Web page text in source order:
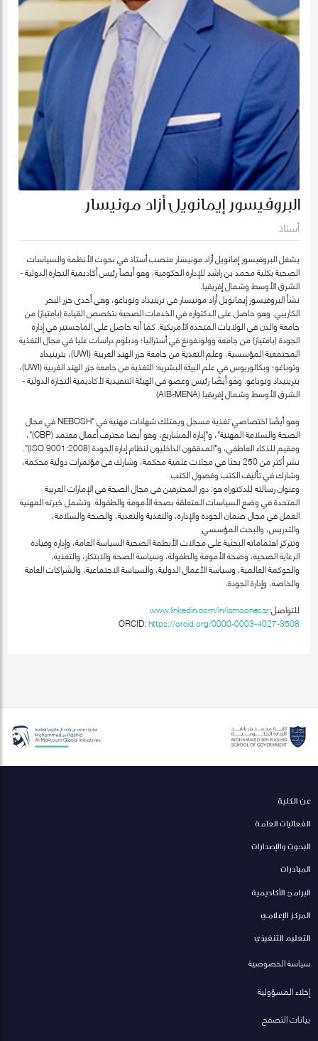
البروفيسور إيمانويل أزاد مونيسار
أستاذ
يشغل البروفيسور إمانويل أزاد مونيسار منصب أستاذ في بحوث الأنظمة والسياسات
الصحية بكلية محمد بن راشد للإدارة الحكومية، وهو أيضاً رئيس أكاديمية التجارة الدولية -
الشرق الأوسط وشمال إفريقيا.
نشأ البروفيسور إيمانويل أزاد مونيسار في ترينيداد وتوباغو، وهي أحدى جزر البحر
الكاريبي. وهو حاصل على الدكتواره في الخدمات الصحية بتخصص القيادة (بامتياز) من
جامعة والدن في الولايات المتحدة الأمريكية. كما أنه حاصل على الماجستير في إدارة
الجودة (بامتياز) من جامعة وولونغونغ في أستراليا؛ ودبلوم دراسات عليا في مجال التغذية
المجتمعية المؤسسية، وعلم التغذية من جامعة جزر الهند الغربية (UWI)، بترينيداد
وتوباغو؛ وبكالوريوس في علم البيئة البشرية: التغذية من جامعة جزر الهند الغربية (UWI)،
بترينيداد وتوباغو. وهو أيضًا رئيس وعضو في الهيئة التنفيذية لأكاديمية التجارة الدولية -
الشرق الأوسط وشمال إفريقيا (AIB-MENA)
وهو أيضًا اختصاصي تغذية مسجل ويمتلك شهادات مهنية في "NEBOSH في مجال
الصحة والسلامة المهنية"، و"إدارة المشاريع، وهو أيضا محترف أعمال معتمد (CBP)"،
ومقيم للذكاء العاطفي، و"المدققون الداخليون لنظام إدارة الجودة (ISO 9001:2008)".
نشر أكثر من 250 بحثا في مجلات علمية محكمة، وشارك في مؤتمرات دولية محكمة،
وشارك في تأليف الكتب وفصول الكتب.
وعنوان رسالته للدكتوراه هو: دور المحترفين في مجال الصحة في الإمارات العربية
المتحدة في وضع السياسات المتعلقة بصحة الأمومة والطفولة. وتشمل خبرته المهنية
العمل في مجال ضمان الجودة والإدارة، والتغذية والتغذية، والصحة والسلامة،
والتدريس، والبحث المؤسسي.
وتتركز اهتماماته البحثية على مجالات الأنظمة الصحية السياسة العامة، وإدارة وقيادة
الرعاية الصحية، وصحة الأمومة والطفولة، وسياسة الصحة والابتكار، والتغذية،
والحوكمة العالمية، وسياسة الأعمال الدولية، والسياسة الاجتماعية، والشراكات العامة
والخاصة، وإدارة الجودة.
للتواصل:www.linkedin.com/in/iamoonesar
ORCID:https://orcid.org/0000-0003-4027-3508
عن الكلية
الفعاليات العامة
البحوث والإصدارات
المبادرات
البرامج الأكاديمية
المركز الإعلامي
التعليم التنفيذي
سياسة الخصوصية
إخلاء المسؤولية
بيانات التصفح